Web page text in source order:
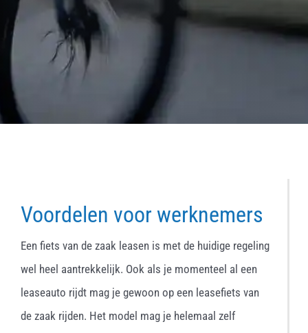
Voordelen voor werknemers
Een fiets van de zaak leasen is met de huidige regeling
wel heel aantrekkelijk. Ook als je momenteel al een
leaseauto rijdt mag je gewoon op een leasefiets van
de zaak rijden. Het model mag je helemaal zelf